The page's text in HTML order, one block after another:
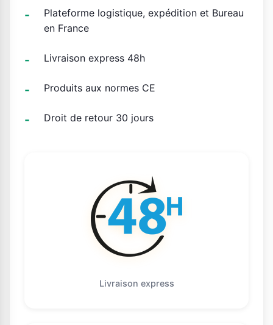
Plateforme logistique, expédition et Bureau
en France
Livraison express 48h
Produits aux normes CE
Droit de retour 30 jours
Livraison express